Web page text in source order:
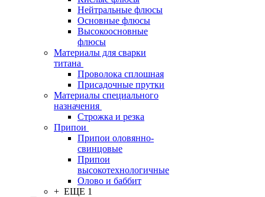
Нейтральные флюсы
Основные флюсы
Высокоосновные
флюсы
Материалы для сварки
титана
Проволока сплошная
Присадочные прутки
Материалы специального
назначения
Строжка и резка
Припои
Припои оловянно-
свинцовые
Припои
высокотехнологичные
Олово и баббит
+ ЕЩЕ 1